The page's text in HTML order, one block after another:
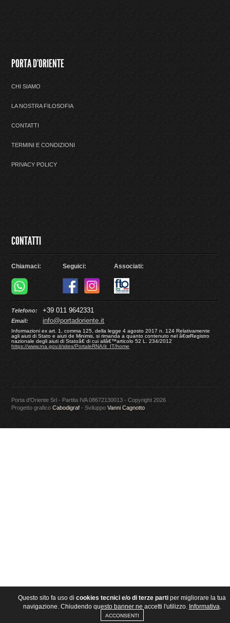
Questo sito fa uso di cookies tecnici e/o di terze parti per migliorare la tua
navigazione. Chiudendo questo banner ne accetti l'utilizzo. Informativa.
ACCONSENTI
PORTA D'ORIENTE
CHI SIAMO
LA NOSTRA FILOSOFIA
CONTATTI
TERMINI E CONDIZIONI
PRIVACY POLICY
CONTATTI
Chiamaci: Seguici: Associati:
Telefono: +39 011 9642331
Email: info@portadoriente.it
Informazioni ex art. 1, comma 125, della legge 4 agosto 2017 n. 124 Relativamente
agli aiuti di Stato e aiuti de Minimis, si rimanda a quanto contenuto nel â€œRegistro
nazionale degli aiuti di Statoâ€ di cui allâ€™articolo 52 L. 234/2012
https://www.rna.gov.it/sites/PortaleRNA/it_IT/home
Porta d'Oriente Srl - Partita IVA 08672130013 - Copyright 2026
Progetto graficoCabodigraf - SviluppoVanni Cagnotto